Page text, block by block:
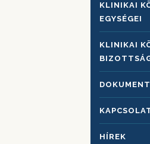
KLINIKAI
EGYSÉGEI
KLINIKAI
HÍREK